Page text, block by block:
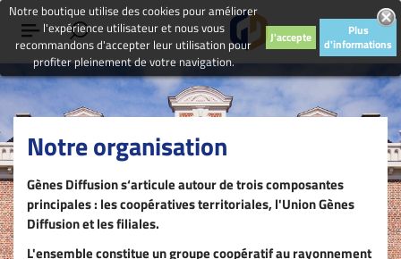
Notre organisation
Gènes Diffusion s‘articule autour de trois composantes
principales : les coopératives territoriales, l'Union Gènes
Diffusion et les filiales.
L'ensemble constitue un groupe coopératif au rayonnement
Notre boutique utilise des cookies pour améliorer
l'expérience utilisateur et nous vous
recommandons d'accepter leur utilisation pour
profiter pleinement de votre navigation.
J'accepte
Plus
d'informations